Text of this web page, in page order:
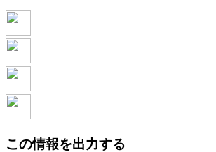
この情報を出力する